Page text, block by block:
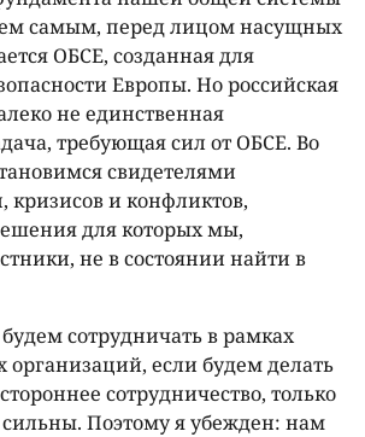
самым, перед лицом насущных
ОБСЕ, созданная для
Европы. Но российская
не единственная
требующая сил от ОБСЕ. Во
свидетелями
кризисов и конфликтов,
для которых мы,
не в состоянии найти в
сотрудничать в рамках
если будем делать
сотрудничество, только
Поэтому я убежден: нам